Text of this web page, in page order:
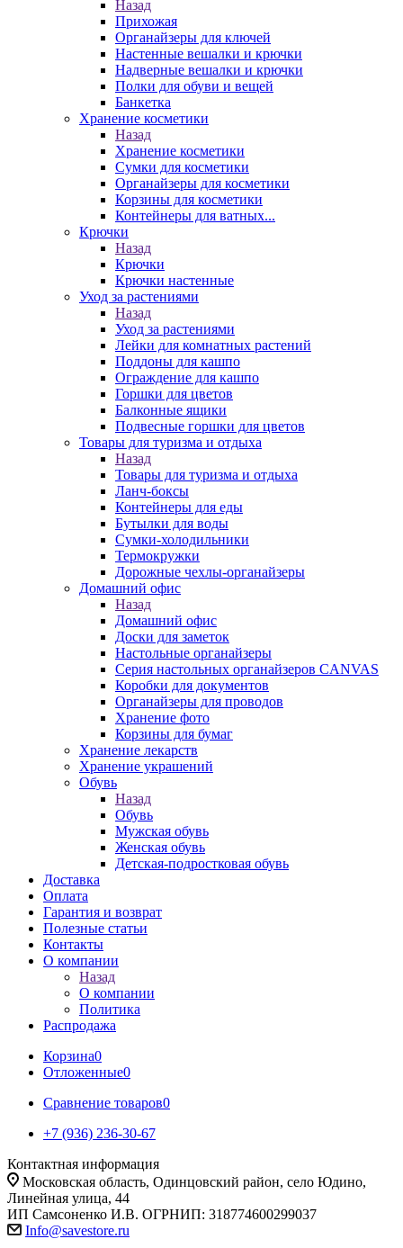
Назад
Прихожая
Органайзеры для ключей
Настенные вешалки и крючки
Надверные вешалки и крючки
Полки для обуви и вещей
Банкетка
Хранение косметики
Назад
Хранение косметики
Сумки для косметики
Органайзеры для косметики
Корзины для косметики
Контейнеры для ватных...
Крючки
Назад
Крючки
Крючки настенные
Уход за растениями
Назад
Уход за растениями
Лейки для комнатных растений
Поддоны для кашпо
Ограждение для кашпо
Горшки для цветов
Балконные ящики
Подвесные горшки для цветов
Товары для туризма и отдыха
Назад
Товары для туризма и отдыха
Ланч-боксы
Контейнеры для еды
Бутылки для воды
Сумки-холодильники
Термокружки
Дорожные чехлы-органайзеры
Домашний офис
Назад
Домашний офис
Доски для заметок
Настольные органайзеры
Серия настольных органайзеров CANVAS
Коробки для документов
Органайзеры для проводов
Хранение фото
Корзины для бумаг
Хранение лекарств
Хранение украшений
Обувь
Назад
Обувь
Мужская обувь
Женская обувь
Детская-подростковая обувь
Доставка
Оплата
Гарантия и возврат
Полезные статьи
Контакты
О компании
Назад
О компании
Политика
Распродажа
Корзина0
Отложенные0
Сравнение товаров0
+7 (936) 236-30-67
Контактная информация
Московская область, Одинцовский район, село Юдино,
Линейная улица, 44
ИП Самсоненко И.В. ОГРНИП: 318774600299037
Info@savestore.ru